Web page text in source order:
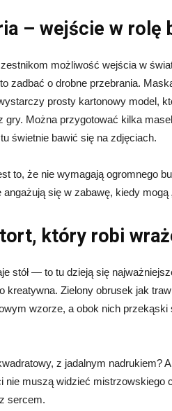
– wejście w rolę
możliwość wejścia w
zadbać o drobne przebrania.
prosty kartonowy model,
gry. Można przygotować kilka
świetnie bawić się na zdjęciach.
to, że nie wymagają ogromnego
się w zabawę, kiedy mogą
który robi
stół — to tu dzieją się
Zielony obrusek jak
wzorze, a obok nich przekąski
z jadalnym nadrukiem?
nie muszą widzieć
sercem.